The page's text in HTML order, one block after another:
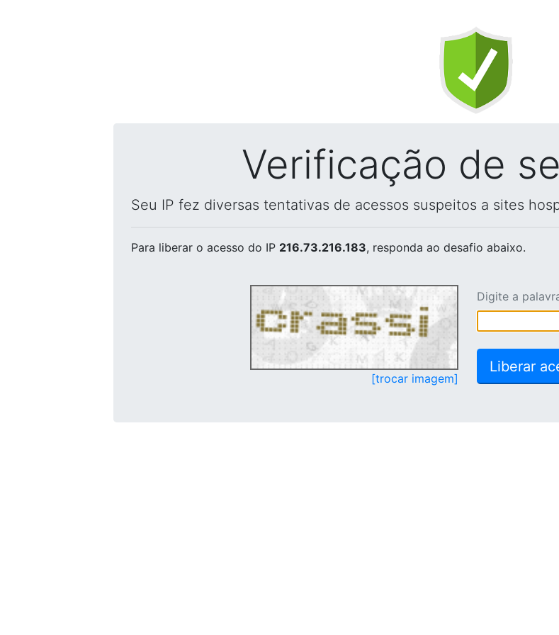
Verificação de
Seu IP fez diversas tentativas de acessos suspeitos a sites
Para liberar o acesso do IP 216.73.216.183, responda ao desafio abaixo.
[trocar imagem]
Digite a